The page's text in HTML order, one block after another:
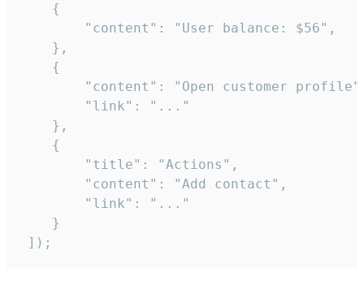
    {
        "content": "User balance: $56",
    },
    {
"content": "Open customer
        "link": "..."
    },
    {
        "title": "Actions",
        "content": "Add contact",
        "link": "..."
    }
]);